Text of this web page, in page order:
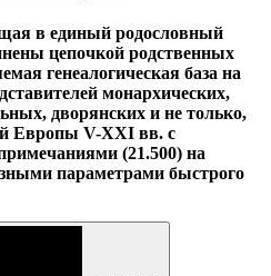
в единый родословный
цепочкой родственных
генеалогическая база на
монархических,
дворянских и не только,
Европы V-XXI вв. с
(21.500) на
параметрами быстрого